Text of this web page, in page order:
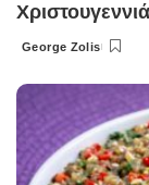
Posted
George Zolis